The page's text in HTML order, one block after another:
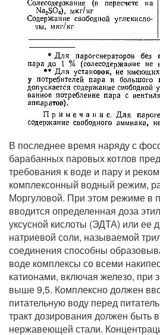
В последнее время наряду с
барабанных паровых котлов
требования к воде и пару и
комплексонный водный режим,
Моргуловой. При этом режиме в
вводится определенная доза
уксусной кислоты (ЭДТА) или ее
натриевой соли, называемой
соединения способны
воде комплексы со всеми
катионами, включая железо, при
выше 9,5. Комплексно должен
питательную воду перед
тракт дозирования должен быть
нержавеющей стали.